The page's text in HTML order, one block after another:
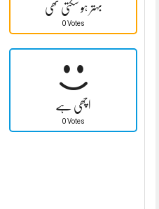
بہتر ہو سکتی تھی
0 Votes
اچھی ہے
0 Votes